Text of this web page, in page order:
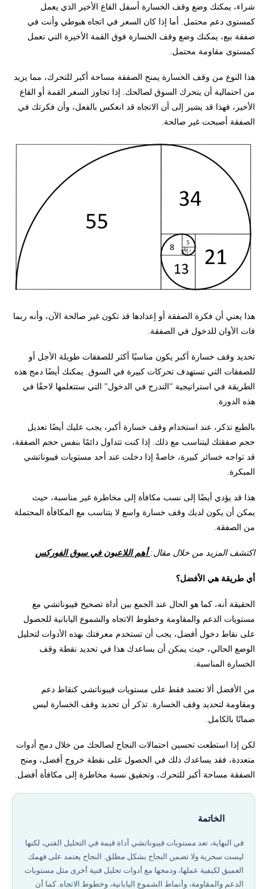
شراء، يمكنك وضع وقف الخسارة أسفل القاع الأخير الذي يعمل
كمستوى دعم محتمل. أما إذا كان السعر في اتجاه هبوطي وأنت في
صفقة بيع، يمكنك وضع وقف الخسارة فوق القمة الأخيرة التي تعمل
كمستوى مقاومة محتمل.
هذا النوع من وقف الخسارة يمنح الصفقة مساحة أكبر للتحرك، مما يزيد
من احتمالية أن يتحرك السوق لصالحك. إذا تجاوز السعر القمة أو القاع
الأخير، فهذا قد يشير إلى أن الاتجاه قد انعكس بالفعل، وأن فكرتك في
الصفقة أصبحت غير صالحة.
هذا يعني أن فكرة الصفقة أو إعدادها قد تكون غير صالحة الآن، وأنه ربما
فات الأوان للدخول في الصفقة.
تحديد وقف خسارة أكبر يكون مناسبًا أكثر للصفقات طويلة الأجل أو
للصفقات التي تستهدف تحركات كبيرة في السوق. يمكنك أيضًا دمج هذه
الطريقة في استراتيجية "التدرج في الدخول" التي ستتعلمها لاحقًا في
هذه الدورة.
بالطبع تذكر، عند استخدام وقف خسارة أكبر، يجب عليك أيضًا تعديل
حجم صفقتك ليتناسب مع ذلك. إذا كنت تتداول دائمًا بنفس حجم الصفقة،
قد تواجه خسائر كبيرة، خاصةً إذا دخلت عند أحد مستويات فيبوناتشي
المبكرة.
هذا قد يؤدي أيضًا إلى نسب مكافأة إلى مخاطرة غير مناسبة، حيث
يمكن أن يكون لديك وقف خسارة واسع لا يتناسب مع المكافأة المحتملة
من الصفقة.
اكتشف المزيد من خلال مقال: أهم اللاعبون في سوق الفوركس
أي طريقة هي الأفضل؟
الحقيقة أنه، كما هو الحال عند الجمع بين أداة تصحيح فيبوناتشي مع
مستويات الدعم والمقاومة وخطوط الاتجاه والشموع اليابانية للحصول
على نقاط دخول أفضل، يجب أن تستخدم معرفتك بهذه الأدوات لتحليل
الوضع الحالي، حيث يمكن أن يساعدك هذا في تحديد نقطة وقف
الخسارة المناسبة.
من الأفضل ألا تعتمد فقط على مستويات فيبوناتشي كنقاط دعم
ومقاومة لتحديد وقف الخسارة. تذكر أن تحديد وقف الخسارة ليس
ضمانًا بالكامل.
لكن إذا استطعت تحسين احتمالات النجاح لصالحك من خلال دمج أدوات
متعددة، فقد يساعدك ذلك في الحصول على نقطة خروج أفضل، ومنح
الصفقة مساحة أكبر للتحرك، وتحقيق نسبة مخاطرة إلى مكافأة أفضل.
الخاتمة
في النهاية، تعد مستويات فيبوناتشي أداة قيمة في التحليل الفني، لكنها
ليست سحرية ولا تضمن النجاح بشكل مطلق. النجاح يعتمد على فهمك
العميق لكيفية عملها، ودمجها مع أدوات تحليل فنية أخرى مثل مستويات
الدعم والمقاومة، وأنماط الشموع اليابانية، وخطوط الاتجاه. كما أن